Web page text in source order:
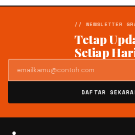
// NEWSLETTER
Tetap
Setiap
DAFTAR